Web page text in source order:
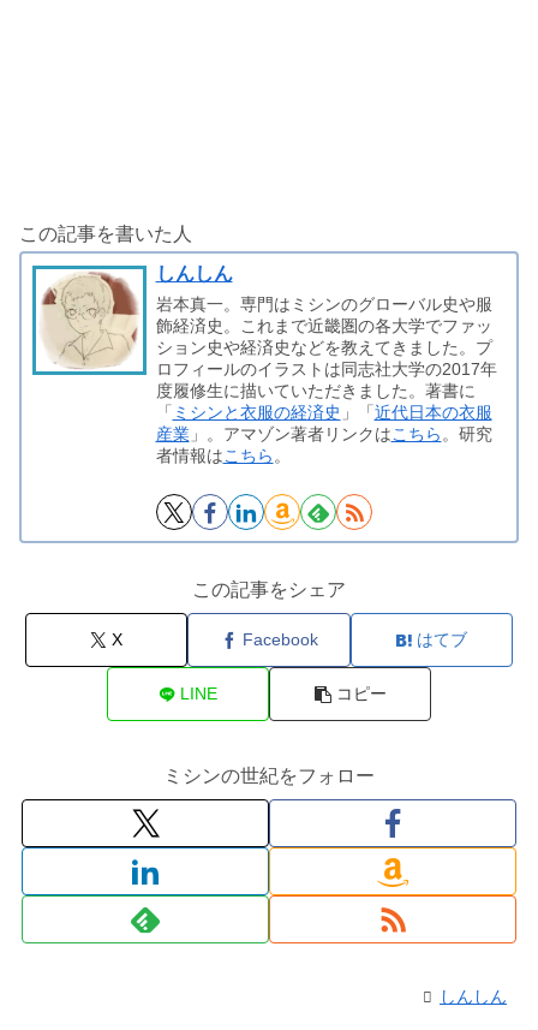
この記事を書いた人
しんしん
岩本真一。専門はミシンのグローバル史や服
飾経済史。これまで近畿圏の各大学でファッ
ション史や経済史などを教えてきました。プ
ロフィールのイラストは同志社大学の2017年
度履修生に描いていただきました。著書に
「 ミシンと衣服の経済史 」「 近代日本の衣服
産業」。アマゾン著者リンクはこちら。研究
者情報はこちら。
この記事をシェア
X Facebook はてブ
LINE コピー
ミシンの世紀をフォロー
しんしん